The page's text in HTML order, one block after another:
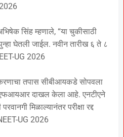
2026
सिंह म्हणाले, “या चुकीसाठी
घेतली जाईल. नवीन तारीख ६ ते ८
UG 2026
तपास सीबीआयकडे सोपवला
दाखल केला आहे. एनटीएने
मिळाल्यानंतर परीक्षा रद्द
UG 2026